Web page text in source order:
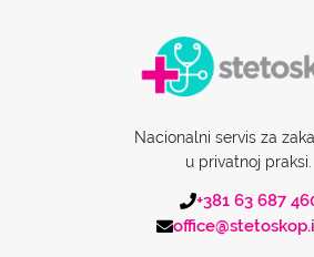
Nacionalni servis za
u privatnoj praksi.
+381 63 687